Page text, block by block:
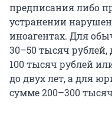
предписания либо
устранении
иноагентах. Для
30–50 тысяч
100 тысяч рублей
до двух лет, а для
сумме 200–300